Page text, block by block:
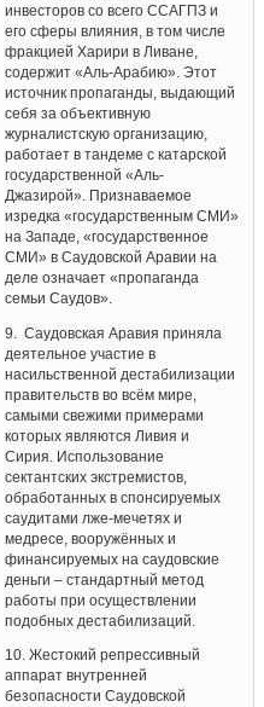
инвесторов со всего ССАГПЗ и
его сферы влияния, в том числе
фракцией Харири в Ливане,
содержит «Аль-Арабию». Этот
источник пропаганды, выдающий
себя за объективную
журналистскую организацию,
работает в тандеме с катарской
государственной «Аль-
Джазирой». Признаваемое
изредка «государственным СМИ»
на Западе, «государственное
СМИ» в Саудовской Аравии на
деле означает «пропаганда
семьи Саудов».
9. Саудовская Аравия приняла
деятельное участие в
насильственной дестабилизации
правительств во всём мире,
самыми свежими примерами
которых являются Ливия и
Сирия. Использование
сектантских экстремистов,
обработанных в спонсируемых
саудитами лже-мечетях и
медресе, вооружённых и
финансируемых на саудовские
деньги – стандартный метод
работы при осуществлении
подобных дестабилизаций.
10. Жестокий репрессивный
аппарат внутренней
безопасности Саудовской